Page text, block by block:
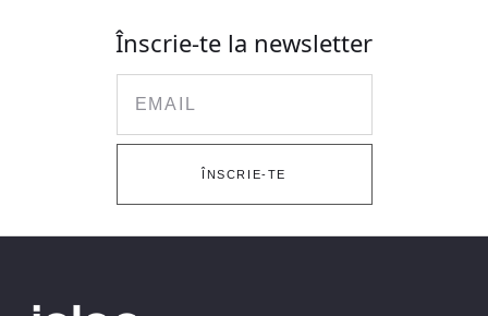
Înscrie-te la newsletter
ÎNSCRIE-TE